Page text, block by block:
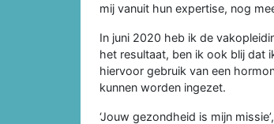
mij vanuit hun expertise, nog
In juni 2020 heb ik de
het resultaat, ben ik ook blij dat
hiervoor gebruik van een
kunnen worden ingezet.
‘Jouw gezondheid is mijn